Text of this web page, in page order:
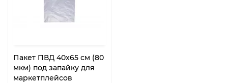
Пакет ПВД 40x65 см (80
мкм) под запайку для
маркетплейсов